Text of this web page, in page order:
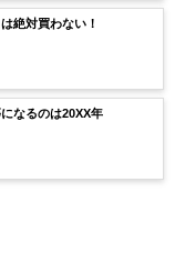
絶対買わない！
なるのは20XX年